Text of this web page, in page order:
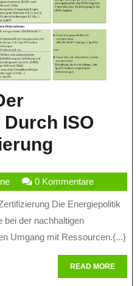
ISO
Durch
ISO
50001-
ilk-
online
0 Kommentare
bei der nachhaltigen
Umgang mit Ressourcen.{...}
READ MOREREAD
MORE